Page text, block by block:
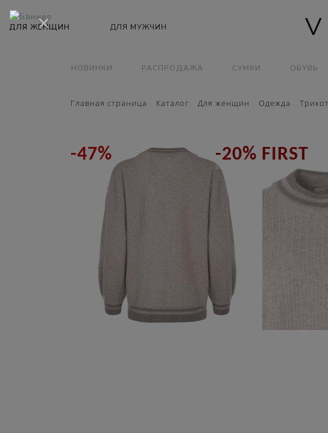
НОВИНКИ РАСПРОДАЖА СУМКИ ОБУВЬ
Главная страница Каталог Для женщин Одежда
-47% -20% FIRST
×